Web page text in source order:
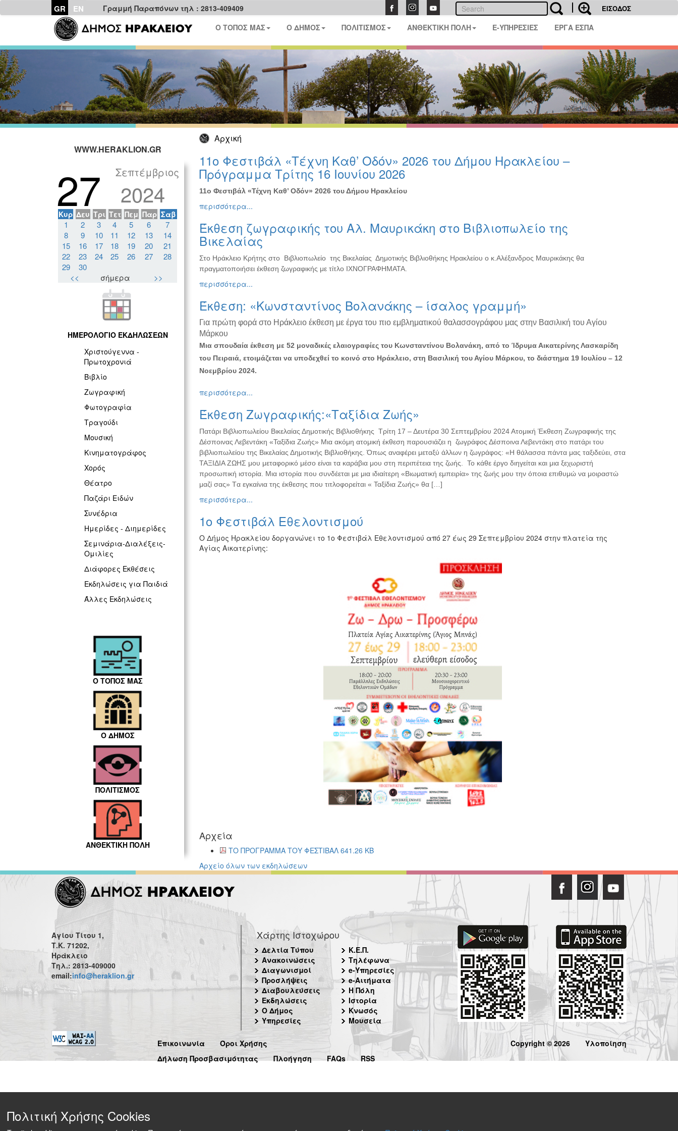
GR EN Γραμμή Παραπόνων τηλ : 2813-409409 ΕΙΣΟΔΟΣ
Ο ΤΟΠΟΣ ΜΑΣ Ο ΔΗΜΟΣ ΠΟΛΙΤΙΣΜΟΣ ΑΝΘΕΚΤΙΚΗ ΠΟΛΗ E-ΥΠΗΡΕΣΙΕΣ ΕΡΓΑ ΕΣΠΑ
Αρχική
WWW.HERAKLION.GR
27 Σεπτέμβριος
2024
Κυρ Δευ Τρι Τετ Πεμ Παρ Σαβ
1 2 3 4 5 6
7
8
9 10 11 12 13
14
15
16 17 18 19 20
21
22
23 24 25 26 27
28
29
30
<<
σήμερα >>
ΗΜΕΡΟΛΟΓΙΟ ΕΚΔΗΛΩΣΕΩΝ
Χριστούγεννα -
Πρωτοχρονιά
Βιβλίο
Ζωγραφική
Φωτογραφία
Τραγούδι
Μουσική
Κινηματογράφος
Χορός
Θέατρο
Παζάρι Ειδών
Συνέδρια
Ημερίδες - Διημερίδες
Σεμινάρια-Διαλέξεις-
Ομιλίες
Διάφορες Εκθέσεις
Εκδηλώσεις για Παιδιά
Άλλες Εκδηλώσεις
Ο ΤΟΠΟΣ ΜΑΣ
Ο ΔΗΜΟΣ
ΠΟΛΙΤΙΣΜΟΣ
ΑΝΘΕΚΤΙΚΗ ΠΟΛΗ
11ο Φεστιβάλ «Τέχνη Καθ’ Οδόν» 2026 του Δήμου Ηρακλείου –
Πρόγραμμα Τρίτης 16 Ιουνίου 2026
11ο Φεστιβάλ «Τέχνη Καθ’ Οδόν» 2026 του Δήμου Ηρακλείου
περισσότερα...
Έκθεση ζωγραφικής του Αλ. Μαυρικάκη στο Βιβλιοπωλείο της
Βικελαίας
Στο Ηράκλειο Κρήτης στο Βιβλιοπωλείο της Βικελαίας Δημοτικής Βιβλιοθήκης Ηρακλείου ο κ.Αλέξανδρος Μαυρικάκης θα
πραγματοποιήσει έκθεση ζωγραφικής με τίτλο ΙΧΝΟΓΡΑΦΗΜΑΤΑ.
περισσότερα...
Έκθεση: «Κωνσταντίνος Βολανάκης – ίσαλος γραμμή»
Για πρώτη φορά στο Ηράκλειο έκθεση με έργα του πιο εμβληματικού θαλασσογράφου μας στην Βασιλική του Αγίου
Μάρκου
Μια σπουδαία έκθεση με 52 μοναδικές ελαιογραφίες του Κωνσταντίνου Βολανάκη, από το Ίδρυμα Αικατερίνης Λασκαρίδη
του Πειραιά, ετοιμάζεται να υποδεχθεί το κοινό στο Ηράκλειο, στη Βασιλική του Αγίου Μάρκου, το διάστημα 19 Ιουλίου – 12
Νοεμβρίου 2024.
περισσότερα...
Έκθεση Ζωγραφικής:«Ταξίδια Ζωής»
Πατάρι Βιβλιοπωλείου Βικελαίας Δημοτικής Βιβλιοθήκης Τρίτη 17 – Δευτέρα 30 Σεπτεμβρίου 2024 Ατομική Έκθεση Ζωγραφικής της
Δέσποινας Λεβεντάκη «Ταξίδια Ζωής» Μια ακόμη ατομική έκθεση παρουσιάζει η ζωγράφος Δέσποινα Λεβεντάκη στο πατάρι του
βιβλιοπωλείου της Βικελαίας Δημοτικής Βιβλιοθήκης. Όπως αναφέρει μεταξύ άλλων η ζωγράφος: «Η θάλασσα πάντα μας ταξιδεύει, στα
ΤΑΞΙΔΙΑ ΖΩΗΣ μου μεταφορικό μέσο είναι τα καράβια μου στη περιπέτεια της ζωής. Το κάθε έργο διηγείται και μια ξεχωριστή
προσωπική ιστορία. Μια ιστορία που συνδέεται με μια ιδιαίτερη «Βιωματική εμπειρία» της ζωής μου την όποια επιθυμώ να μοιραστώ
μαζί σας» Tα εγκαίνια της έκθεσης που τιτλοφορείται « Ταξίδια Ζωής» θα […]
περισσότερα...
1ο Φεστιβάλ Εθελοντισμού
Ο Δήμος Ηρακλείου δοργανώνει το 1ο Φεστιβάλ Εθελοντισμού από 27 έως 29 Σεπτεμβρίου 2024 στην πλατεία της
Αγίας Αικατερίνης:
Αρχεία
ΤΟ ΠΡΟΓΡΑΜΜΑ ΤΟΥ ΦΕΣΤΙΒΑΛ 641.26 KB
Αρχείο όλων των εκδηλώσεων
Αγίου Τίτου 1,
Τ.Κ. 71202,
Ηράκλειο
Τηλ.: 2813-409000
email:info@heraklion.gr
Χάρτης Ιστοχώρου
Δελτία Τύπου
Ανακοινώσεις
Διαγωνισμοί
Προσλήψεις
Διαβουλεύσεις
Εκδηλώσεις
Ο Δήμος
Υπηρεσίες
Κ.Ε.Π.
Τηλέφωνα
e-Υπηρεσίες
e-Αιτήματα
Η Πόλη
Ιστορία
Κνωσός
Μουσεία
Επικοινωνία
Όροι Χρήσης
Δήλωση Προσβασιμότητας
Πλοήγηση FAQs RSS
Copyright © 2026 Υλοποίηση
Πολιτική Χρήσης Cookies